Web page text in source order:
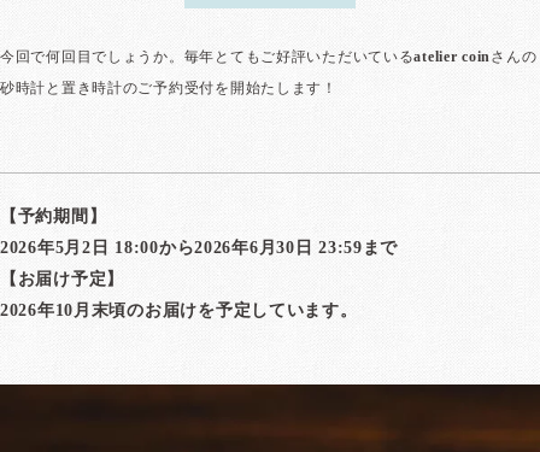
今回で何回目でしょうか。毎年とてもご好評いただいているatelier coin さんの
砂時計と置き時計のご予約受付を開始たします！
【予約期間】
2026年5月2日 18:00から2026年6月30日 23:59まで
【お届け予定】
2026年10月末頃のお届けを予定しています。